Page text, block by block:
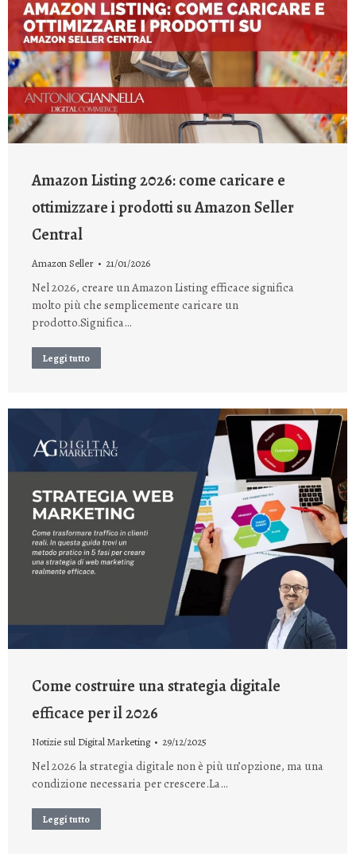
Amazon Listing 2026: come caricare e
ottimizzare i prodotti su Amazon Seller
Central
Amazon Seller 21/01/2026
Nel 2026, creare un Amazon Listing efficace significa
molto più che semplicemente caricare un
prodotto.Significa…
Leggi tutto
Come costruire una strategia digitale
efficace per il 2026
Notizie sul Digital Marketing 29/12/2025
Nel 2026 la strategia digitale non è più un’opzione, ma una
condizione necessaria per crescere.La…
Leggi tutto